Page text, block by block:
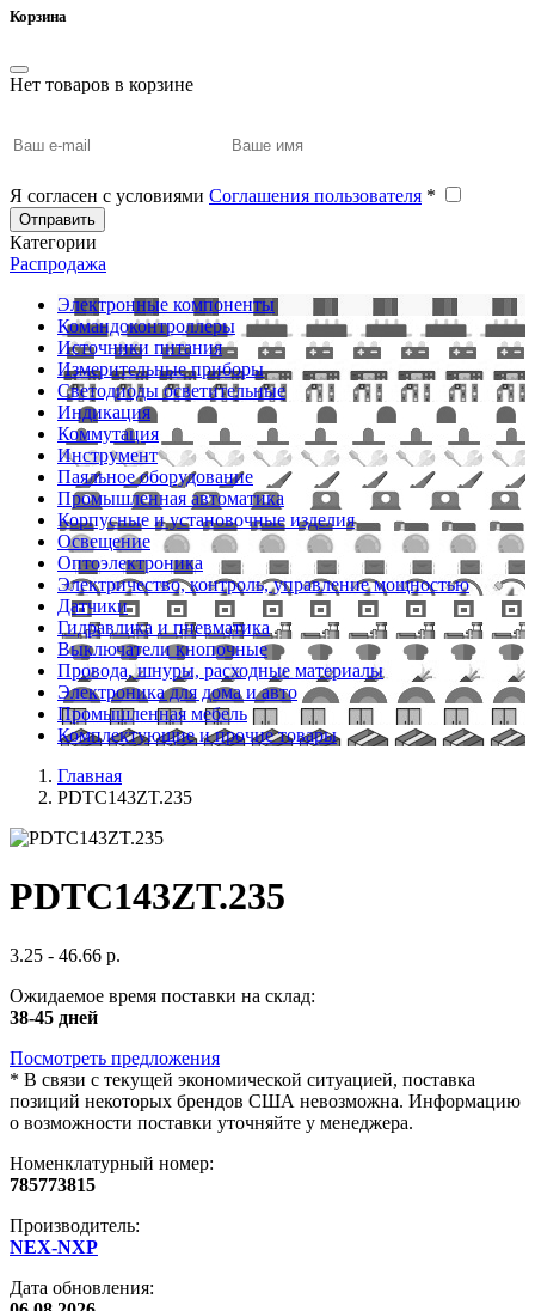
Корзина
Нет товаров в корзине
Я согласен с условиями Соглашения пользователя *
Отправить
Категории
Распродажа
Электронные компоненты
Командоконтроллеры
Источники питания
Измерительные приборы
Светодиоды осветительные
Индикация
Коммутация
Инструмент
Паяльное оборудование
Промышленная автоматика
Корпусные и установочные изделия
Освещение
Оптоэлектроника
Электричество, контроль, управление мощностью
Датчики
Гидравлика и пневматика
Выключатели кнопочные
Провода, шнуры, расходные материалы
Электроника для дома и авто
Промышленная мебель
Комплектующие и прочие товары
Главная
PDTC143ZT.235
PDTC143ZT.235
3.25 - 46.66 р.
Ожидаемое время поставки на склад:
38-45 дней
Посмотреть предложения
* В связи с текущей экономической ситуацией, поставка
позиций некоторых брендов США невозможна. Информацию
о возможности поставки уточняйте у менеджера.
Номенклатурный номер:
785773815
Производитель:
NEX-NXP
Дата обновления: